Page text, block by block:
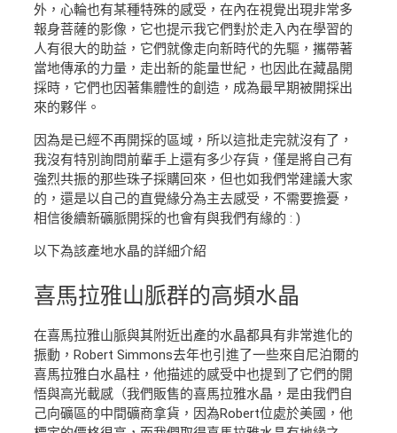
外，心輪也有某種特殊的感受，在內在視覺出現非常多
報身菩薩的影像，它也提示我它們對於走入內在學習的
人有很大的助益，它們就像走向新時代的先驅，攜帶著
當地傳承的力量，走出新的能量世紀，也因此在藏晶開
採時，它們也因著集體性的創造，成為最早期被開採出
來的夥伴。
因為是已經不再開採的區域，所以這批走完就沒有了，
我沒有特別詢問前輩手上還有多少存貨，僅是將自己有
強烈共振的那些珠子採購回來，但也如我們常建議大家
的，還是以自己的直覺緣分為主去感受，不需要擔憂，
相信後續新礦脈開採的也會有與我們有緣的 : )
以下為該產地水晶的詳細介紹
喜馬拉雅山脈群的高頻水晶
在喜馬拉雅山脈與其附近出產的水晶都具有非常進化的
振動，Robert Simmons去年也引進了一些來自尼泊爾的
喜馬拉雅白水晶柱，他描述的感受中也提到了它們的開
悟與高光載感（我們販售的喜馬拉雅水晶，是由我們自
己向礦區的中間礦商拿貨，因為Robert位處於美國，他